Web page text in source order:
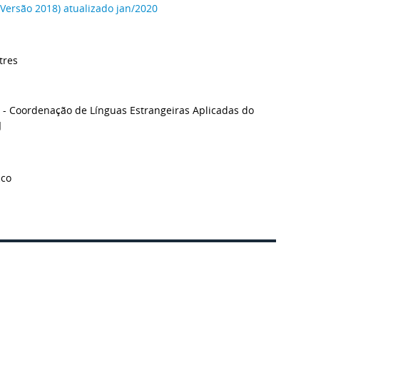
2018) atualizado jan/2020
Coordenação de Línguas Estrangeiras Aplicadas do